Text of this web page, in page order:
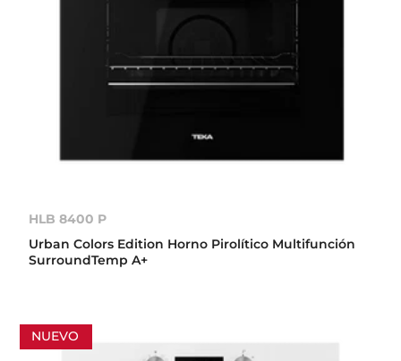
HLB 8400 P
Urban Colors Edition Horno Pirolítico Multifunción
SurroundTemp A+
NUEVO